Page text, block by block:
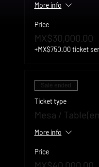
More info
Price
MX$30,000.00
+MX$750.00 ticket
Sale ended
Ticket type
Mesa /
More info
Price